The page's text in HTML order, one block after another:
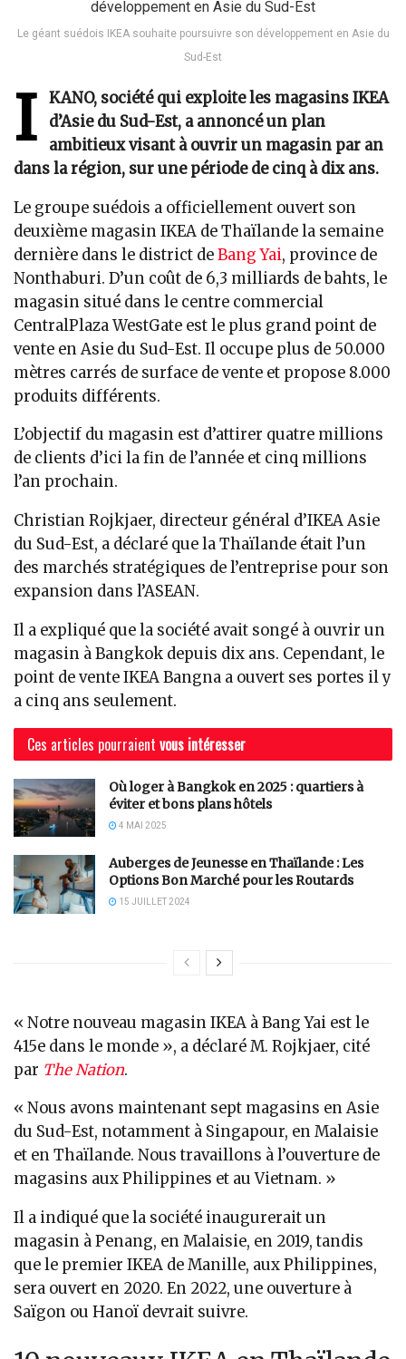
Le géant suédois IKEA souhaite poursuivre son développement en Asie du
Sud-Est
I
KANO, société qui exploite les magasins IKEA
d’Asie du Sud-Est, a annoncé un plan
ambitieux visant à ouvrir un magasin par an
dans la région, sur une période de cinq à dix ans.
Le groupe suédois a officiellement ouvert son
deuxième magasin IKEA de Thaïlande la semaine
dernière dans le district deBang Yai, province de
Nonthaburi. D’un coût de 6,3 milliards de bahts, le
magasin situé dans le centre commercial
CentralPlaza WestGate est le plus grand point de
vente en Asie du Sud-Est. Il occupe plus de 50.000
mètres carrés de surface de vente et propose 8.000
produits différents.
L’objectif du magasin est d’attirer quatre millions
de clients d’ici la fin de l’année et cinq millions
l’an prochain.
Christian Rojkjaer, directeur général d’IKEA Asie
du Sud-Est, a déclaré que la Thaïlande était l’un
des marchés stratégiques de l’entreprise pour son
expansion dans l’ASEAN.
Il a expliqué que la société avait songé à ouvrir un
magasin à Bangkok depuis dix ans. Cependant, le
point de vente IKEA Bangna a ouvert ses portes il y
a cinq ans seulement.
Ces articles pourraient vous intéresser
Où loger à Bangkok en 2025 : quartiers à
éviter et bons plans hôtels
4 MAI 2025
Auberges de Jeunesse en Thaïlande : Les
Options Bon Marché pour les Routards
15 JUILLET 2024
« Notre nouveau magasin IKEA à Bang Yai est le
415e dans le monde », a déclaré M. Rojkjaer, cité
par The Nation.
« Nous avons maintenant sept magasins en Asie
du Sud-Est, notamment à Singapour, en Malaisie
et en Thaïlande. Nous travaillons à l’ouverture de
magasins aux Philippines et au Vietnam. »
Il a indiqué que la société inaugurerait un
magasin à Penang, en Malaisie, en 2019, tandis
que le premier IKEA de Manille, aux Philippines,
sera ouvert en 2020. En 2022, une ouverture à
Saïgon ou Hanoï devrait suivre.